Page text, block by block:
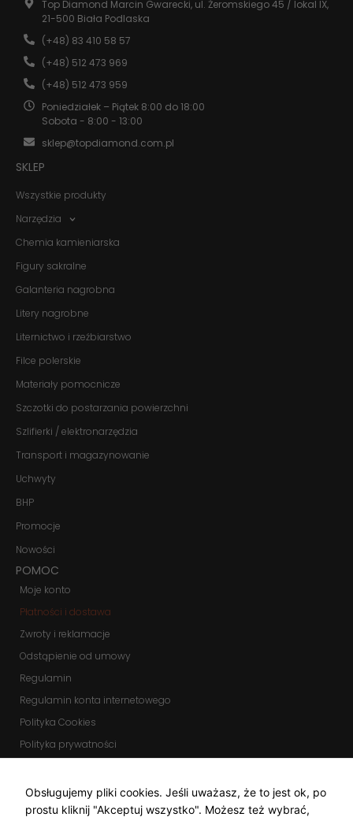
Top Diamond Marcin Gwarecki, ul. Żeromskiego 45 / lokal IX,
21-500 Biała Podlaska
(+48) 83 410 58 57
(+48) 512 473 969
(+48) 512 473 959
Poniedziałek – Piątek 8:00 do 18:00
Sobota - 8:00 - 13:00
sklep@topdiamond.com.pl
SKLEP
Wszystkie produkty
Narzędzia
Chemia kamieniarska
Figury sakralne
Galanteria nagrobna
Litery nagrobne
Liternictwo i rzeźbiarstwo
Filce polerskie
Materiały pomocnicze
Szczotki do postarzania powierzchni
Szlifierki / elektronarzędzia
Transport i magazynowanie
Uchwyty
BHP
Promocje
Nowości
POMOC
Moje konto
Płatności i dostawa
Zwroty i reklamacje
Odstąpienie od umowy
Regulamin
Regulamin konta internetowego
Polityka Cookies
Polityka prywatności
KOMUNIKATORY
Obsługujemy pliki cookies. Jeśli uważasz, że to jest ok, po
prostu kliknij "Akceptuj wszystko". Możesz też wybrać,
internetowej.
funkcjonalność